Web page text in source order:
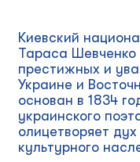
Киевский
Тараса
престижных и
Украине и
основан в 1834
украинского
олицетворяет
культурного